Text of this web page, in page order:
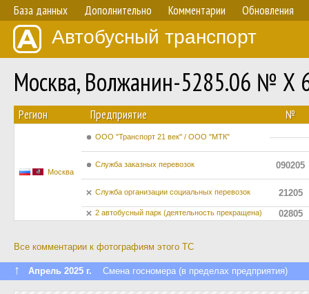
База данных Дополнительно Комментарии Обновления
Автобусный транспорт
Москва, Волжанин-5285.06 № Х
Регион Предприятие №
Москва
ООО "Транспорт 21 век" / ООО "МТК"
Служба заказных перевозок 090205
Служба организации социальных перевозок 21205
2 автобусный парк (деятельность прекращена) 02805
Все комментарии к фотографиям этого ТС
↑ Апрель 2025 г. Смена госномера (в пределах предприятия)